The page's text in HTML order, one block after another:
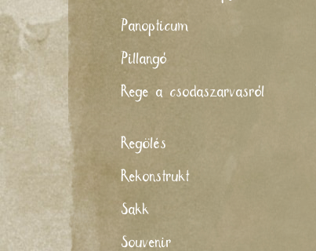
Panopticum
Pillangó
Rege a csodaszarvasról
Regölés
Rekonstrukt
Sakk
Souvenir